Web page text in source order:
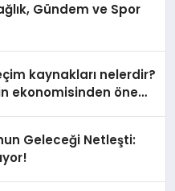
Gündem ve Spor
kaynakları nelerdir?
ekonomisinden öne
Geleceği Netleşti: